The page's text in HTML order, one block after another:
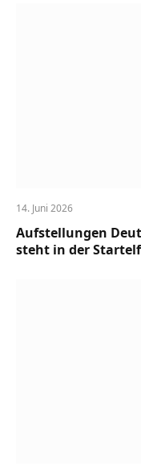
14. Juni 2026
Aufstellungen
steht in der